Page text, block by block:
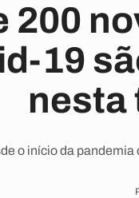
200
19
nesta
o início da pandemia